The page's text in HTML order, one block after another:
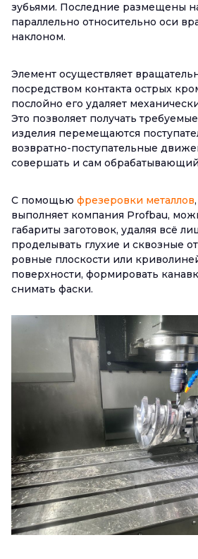
зубьями. Последние размещены
параллельно относительно оси
наклоном.
Элемент осуществляет
посредством контакта острых
послойно его удаляет
Это позволяет получать
изделия перемещаются
возвратно-поступательные
совершать и сам
С помощью фрезеровки металлов
выполняет компания Profbau,
габариты заготовок, удаляя всё
проделывать глухие и сквозные
ровные плоскости или
поверхности, формировать
снимать фаски.